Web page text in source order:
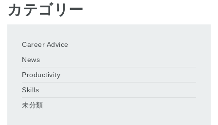
カテゴリー
Career Advice
News
Productivity
Skills
未分類